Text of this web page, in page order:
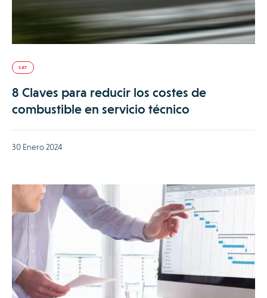
SAT
8 Claves para reducir los costes de
combustible en servicio técnico
30 Enero 2024